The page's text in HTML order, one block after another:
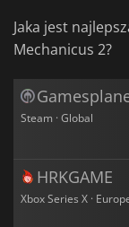
Jaka jest
Mechanicus 2?
Steam · Global
HRKGAME
Xbox Series X ·